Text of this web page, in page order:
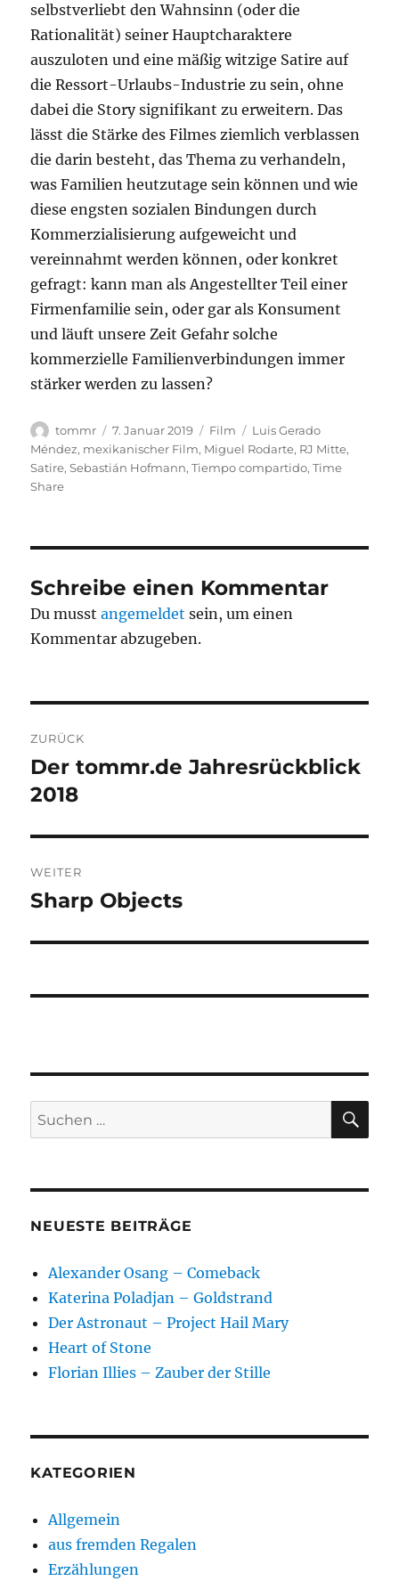
selbstverliebt den Wahnsinn (oder die
Rationalität) seiner Hauptcharaktere
auszuloten und eine mäßig witzige Satire auf
die Ressort-Urlaubs-Industrie zu sein, ohne
dabei die Story signifikant zu erweitern. Das
lässt die Stärke des Filmes ziemlich verblassen
die darin besteht, das Thema zu verhandeln,
was Familien heutzutage sein können und wie
diese engsten sozialen Bindungen durch
Kommerzialisierung aufgeweicht und
vereinnahmt werden können, oder konkret
gefragt: kann man als Angestellter Teil einer
Firmenfamilie sein, oder gar als Konsument
und läuft unsere Zeit Gefahr solche
kommerzielle Familienverbindungen immer
stärker werden zu lassen?
Autor
tommr
Veröffentlicht
am
7. Januar 2019 Kategorien
Film Schlagwörter
Luis Gerado
Méndez, mexikanischer Film, Miguel Rodarte, RJ Mitte,
Satire,Sebastián Hofmann,Tiempo compartido,Time
Share
Schreibe einen Kommentar
Du musstangemeldet sein, um einen
Kommentar abzugeben.
ZURÜCK
Vorheriger
Beitrag:
Der tommr.de Jahresrückblick
2018
WEITER
Nächster
Sharp Objects
Suchen
nach:
NEUESTE BEITRÄGE
Alexander Osang – Comeback
Katerina Poladjan – Goldstrand
Der Astronaut – Project Hail Mary
Heart of Stone
Florian Illies – Zauber der Stille
KATEGORIEN
Allgemein
aus fremden Regalen
Erzählungen